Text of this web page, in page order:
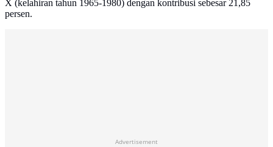
X (kelahiran tahun 1965-1980) dengan kontribusi sebesar 21,85
persen.
Advertisement